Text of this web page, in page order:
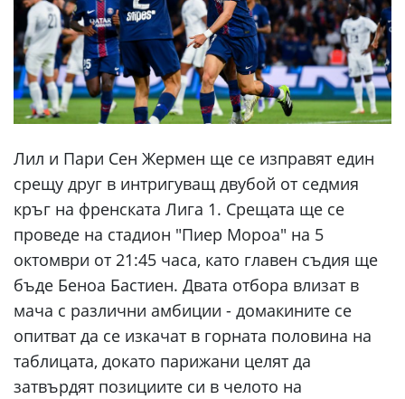
Лил и Пари Сен Жермен ще се изправят един
срещу друг в интригуващ двубой от седмия
кръг на френската Лига 1. Срещата ще се
проведе на стадион "Пиер Мороа" на 5
октомври от 21:45 часа, като главен съдия ще
бъде Беноа Бастиен. Двата отбора влизат в
мача с различни амбиции - домакините се
опитват да се изкачат в горната половина на
таблицата, докато парижани целят да
затвърдят позициите си в челото на